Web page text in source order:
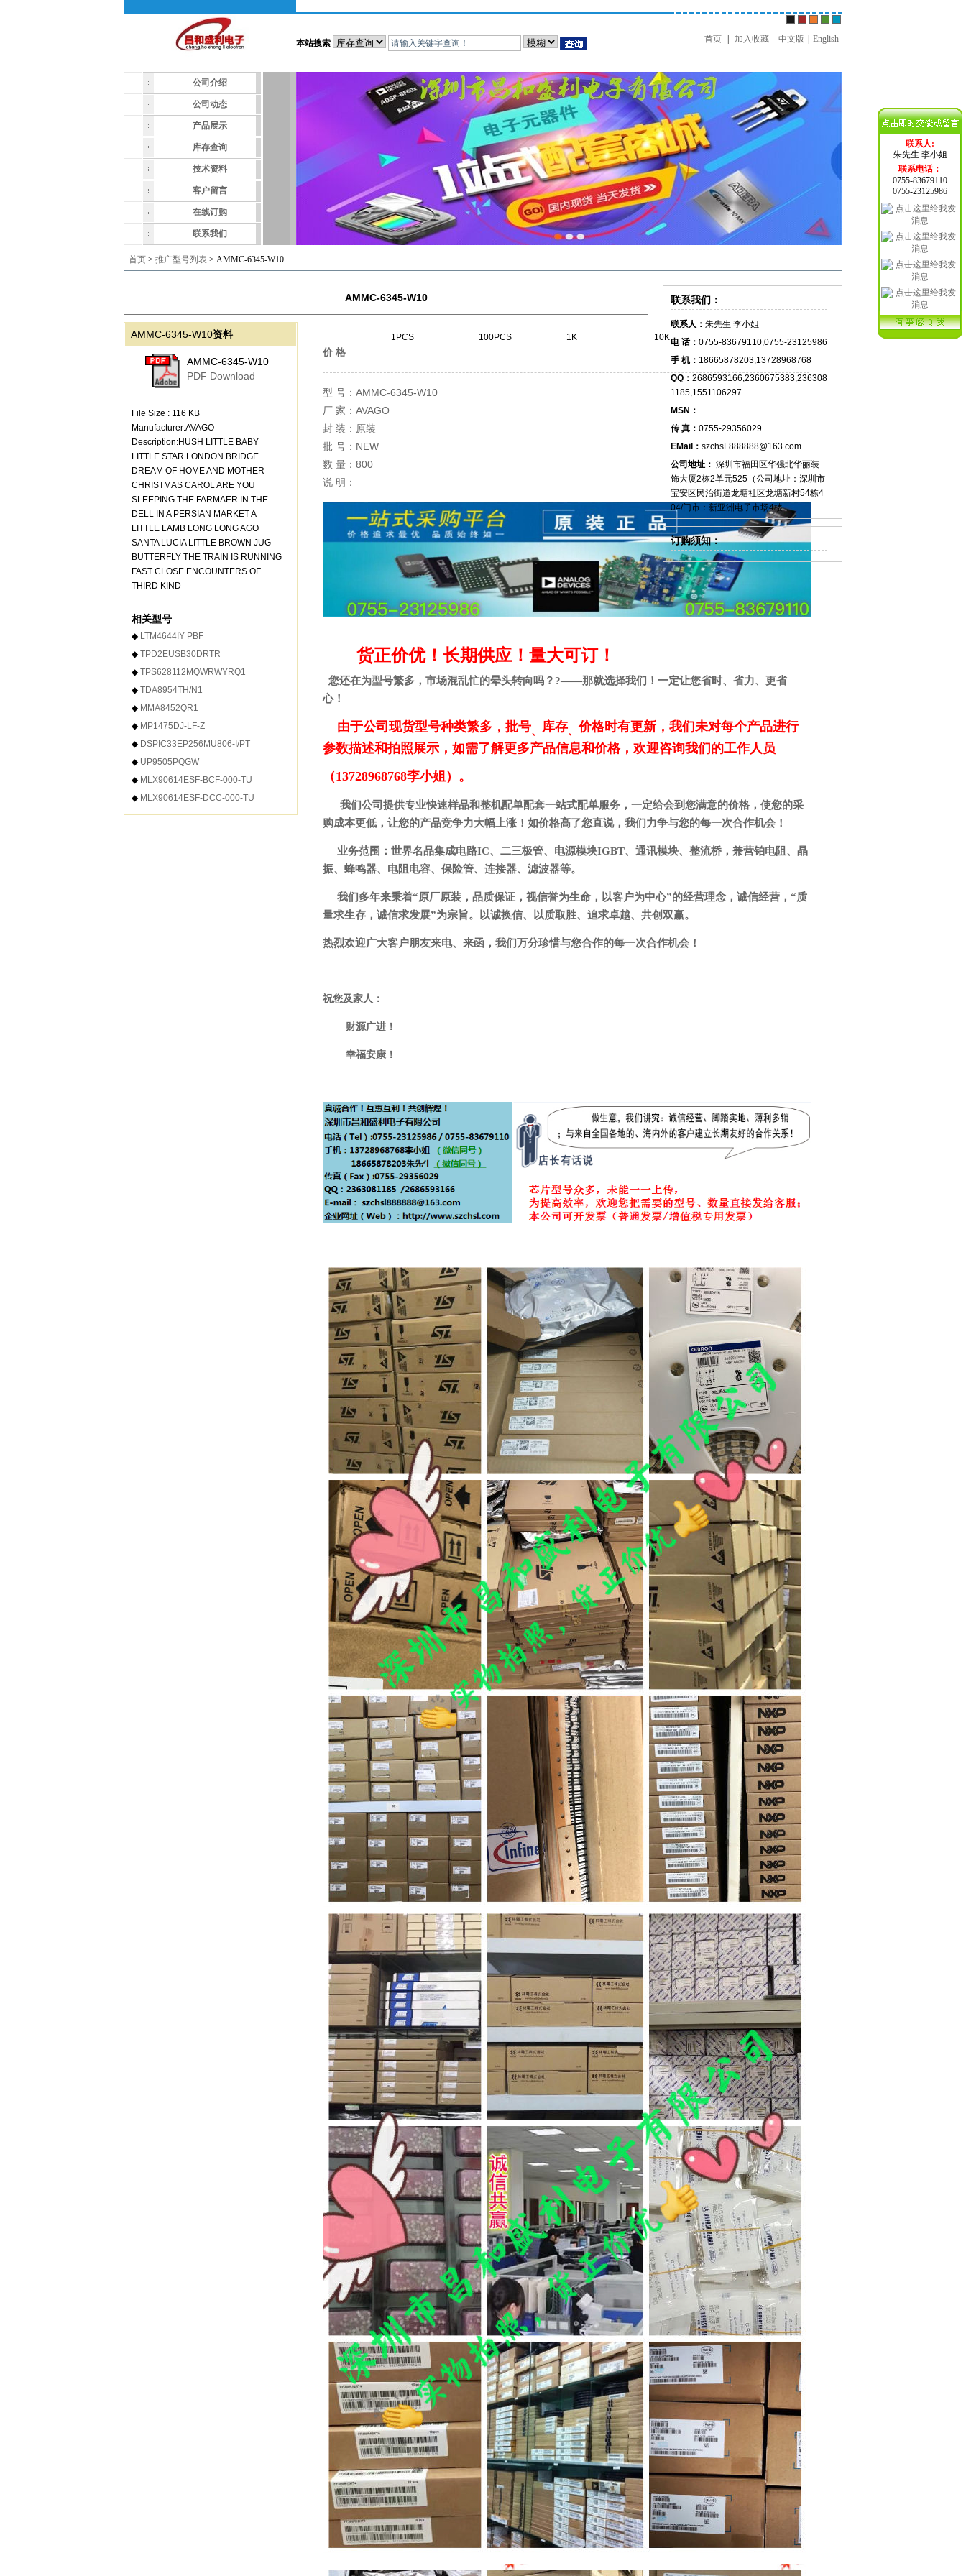
联系人:
朱先生 李小姐
联系电话：
0755-83679110
0755-23125986
本站搜索 首页 加入收藏 中文版 English
公司介绍
公司动态
产品展示
库存查询
技术资料
客户留言
在线订购
联系我们
首页 > 推广型号列表 > AMMC-6345-W10
AMMC-6345-W10
AMMC-6345-W10资料
AMMC-6345-W10
PDF Download
File Size : 116 KB
Manufacturer:AVAGO
Description:HUSH LITTLE BABY
LITTLE STAR LONDON BRIDGE
DREAM OF HOME AND MOTHER
CHRISTMAS CAROL ARE YOU
SLEEPING THE FARMAER IN THE
DELL IN A PERSIAN MARKET A
LITTLE LAMB LONG LONG AGO
SANTA LUCIA LITTLE BROWN JUG
BUTTERFLY THE TRAIN IS RUNNING
FAST CLOSE ENCOUNTERS OF
THIRD KIND
相关型号
◆ LTM4644IY PBF
◆ TPD2EUSB30DRTR
◆ TPS628112MQWRWYRQ1
◆ TDA8954TH/N1
◆ MMA8452QR1
◆ MP1475DJ-LF-Z
◆ DSPIC33EP256MU806-I/PT
◆ UP9505PQGW
◆ MLX90614ESF-BCF-000-TU
◆ MLX90614ESF-DCC-000-TU
1PCS 100PCS 1K 10K
价 格
型 号：AMMC-6345-W10
厂 家：AVAGO
封 装： 原装
批 号： NEW
数 量：800
说 明：
货正价优！长期供应！量大可订！
您还在为型号繁多，市场混乱忙的晕头转向吗？?——那就选择我们！一定让您省时、省力、更省
心！
由于公司现货型号种类繁多，批号、库存、价格时有更新，我们未对每个产品进行
参数描述和拍照展示，如需了解更多产品信息和价格，欢迎咨询我们的工作人员
（13728968768李小姐）。
我们公司提供专业快速样品和整机配单配套一站式配单服务，一定给会到您满意的价格，使您的采
购成本更低，让您的产品竞争力大幅上涨！如价格高了您直说，我们力争与您的每一次合作机会！
业务范围：世界名品集成电路IC、二三极管、电源模块IGBT、通讯模块、整流桥，兼营铂电阻、晶
振、蜂鸣器、电阻电容、保险管、连接器、滤波器等。
我们多年来秉着“原厂原装，品质保证，视信誉为生命，以客户为中心”的经营理念，诚信经营，“质
量求生存，诚信求发展”为宗旨。以诚换信、以质取胜、追求卓越、共创双赢。
热烈欢迎广大客户朋友来电、来函，我们万分珍惜与您合作的每一次合作机会！
祝您及家人：
财源广进！
幸福安康！
联系我们：
联系人： 朱先生 李小姐
电 话： 0755-83679110,0755-23125986
手 机： 18665878203,13728968768
QQ： 2686593166,2360675383,236308
1185,1551106297
MSN：
传 真： 0755-29356029
EMail： szchsL888888@163.com
公司地址： 深圳市福田区华强北华丽装
饰大厦2栋2单元525（公司地址：深圳市
宝安区民治街道龙塘社区龙塘新村54栋4
04/门市：新亚洲电子市场4楼
订购须知：